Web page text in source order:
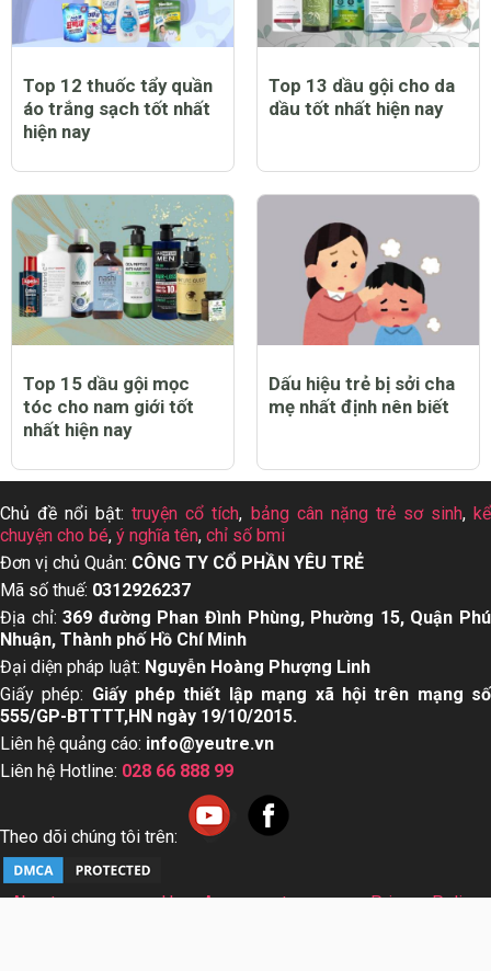
Top 12 thuốc tẩy quần
áo trắng sạch tốt nhất
hiện nay
Top 13 dầu gội cho da
dầu tốt nhất hiện nay
Top 15 dầu gội mọc
tóc cho nam giới tốt
nhất hiện nay
Dấu hiệu trẻ bị sởi cha
mẹ nhất định nên biết
Chủ đề nổi bật:truyện cổ tích, bảng cân nặng trẻ sơ sinh,kể
chuyện cho bé, ý nghĩa tên, chỉ số bmi
Đơn vị chủ Quản: CÔNG TY CỔ PHẦN YÊU TRẺ
Mã số thuế: 0312926237
Địa chỉ:369 đường Phan Đình Phùng, Phường 15, Quận Phú
Nhuận, Thành phố Hồ Chí Minh
Đại diện pháp luật: Nguyễn Hoàng Phượng Linh
Giấy phép: Giấy phép thiết lập mạng xã hội trên mạng số
555/GP-BTTTT,HN ngày 19/10/2015.
Liên hệ quảng cáo: info@yeutre.vn
Liên hệ Hotline: 028 66 888 99
Theo dõi chúng tôi trên:
About us User Agreement
Privacy Policy